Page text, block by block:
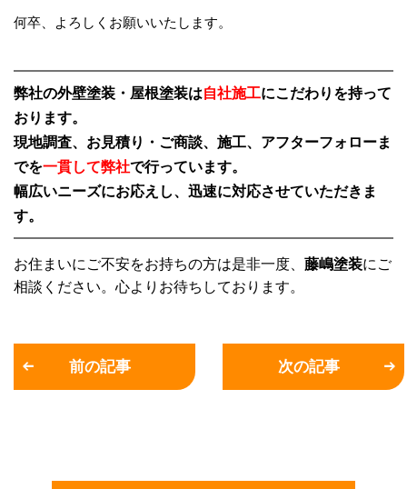
何卒、よろしくお願いいたします。
弊社の外壁塗装・屋根塗装は自社施工にこだわりを持って
おります。
現地調査、お見積り・ご商談、施工、アフターフォローま
でを一貫して弊社で行っています。
幅広いニーズにお応えし、迅速に対応させていただきま
す。
お住まいにご不安をお持ちの方は是非一度、 藤嶋塗装にご
相談ください。心よりお待ちしております。
前の記事 次の記事